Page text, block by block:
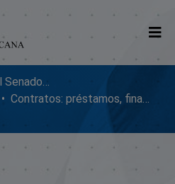
Repositorio Digital SenadoRD
Contratos: préstamos, financiamientos, ejecución y adendum